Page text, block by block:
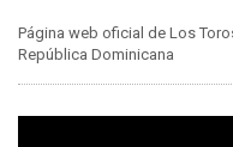
Página web oficial de Los
República Dominicana